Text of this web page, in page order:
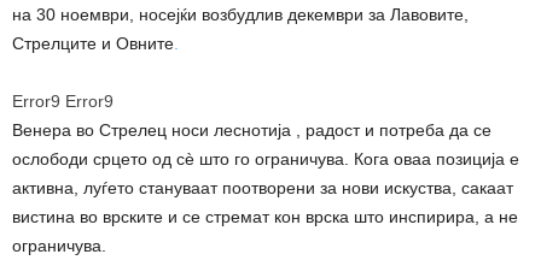
на 30 ноември, носејќи возбудлив декември за Лавовите,
Стрелците и Овните.
Error9 Error9
Венера во Стрелец носи леснотија , радост и потреба да се
ослободи срцето од сè што го ограничува. Кога оваа позиција е
активна, луѓето стануваат поотворени за нови искуства, сакаат
вистина во врските и се стремат кон врска што инспирира, а не
ограничува.